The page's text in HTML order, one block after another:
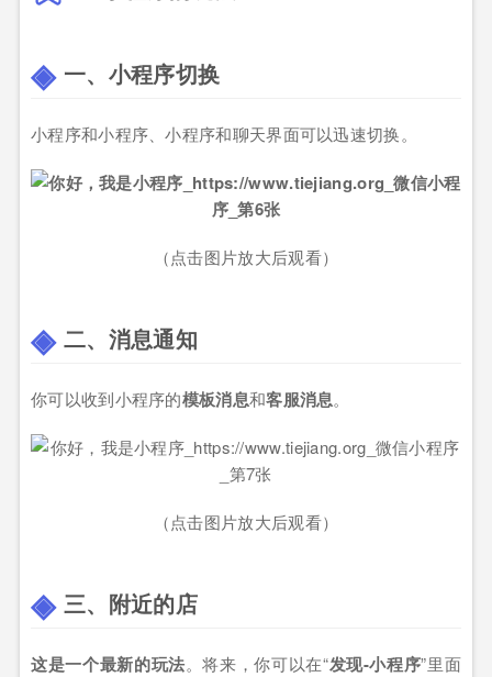
一、小程序切换
小程序和小程序、小程序和聊天界面可以迅速切换。
（点击图片放大后观看）
二、消息通知
你可以收到小程序的模板消息和客服消息。
（点击图片放大后观看）
三、附近的店
这是一个最新的玩法。将来，你可以在“发现-小程序”里面